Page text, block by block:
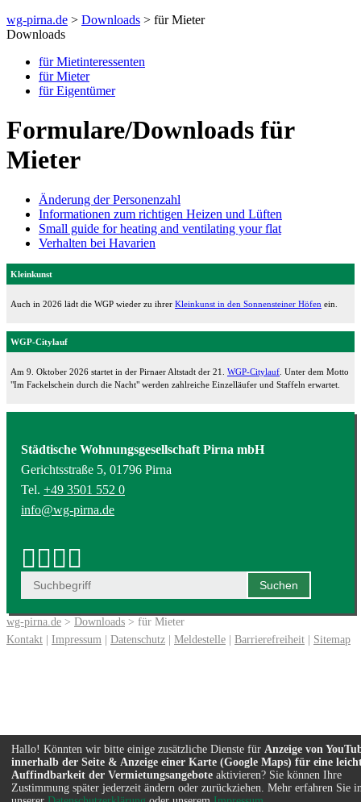
wg-pirna.de > Downloads > für Mieter
Downloads
für Mietinteressenten
für Mieter
für Eigentümer
Formulare/Downloads für
Mieter
Änderung der Personenzahl
Informationen zum richtigen Heizen und Lüften
Small guide for heating and ventilating your flat
Verhalten bei Havarien
Kleinkunst
Auch in 2026 lädt die WGP wieder zu ihrer Kleinkunst in den Sonnensteiner Höfen ein.
WGP-Citylauf
Am 9. Oktober 2026 startet in der Pirnaer Altstadt der 21. WGP-Citylauf . Unter dem Motto
"Im Fackelschein durch die Nacht" werden zahlreiche Einzelläufer und Staffeln erwartet.
Städtische Wohnungsgesellschaft Pirna mbH
Gerichtsstraße 5, 01796 Pirna
Tel. +49 3501 552 0
info@wg-pirna.de
wg-pirna.de > Downloads > für Mieter
Kontakt | Impressum | Datenschutz | Meldestelle | Barrierefreiheit | Sitemap
Hallo! Könnten wir bitte einige zusätzliche Dienste für Anzeige von
innerhalb der Seite & Anzeige einer Karte (Google Maps) für eine
Auffindbarkeit der Vermietungsangebote aktivieren? Sie können Ihre
Zustimmung später jederzeit ändern oder zurückziehen. Mehr erfahren Sie